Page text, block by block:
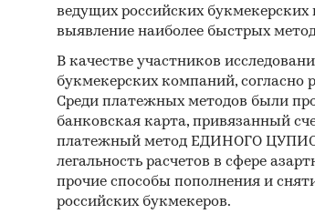
ведущих российских
выявление наиболее быстрых
В качестве участников
букмекерских компаний,
Среди платежных методов были
банковская карта, привязанный
платежный метод ЕДИНОГО
легальность расчетов в сфере
прочие способы пополнения и
российских букмекеров.